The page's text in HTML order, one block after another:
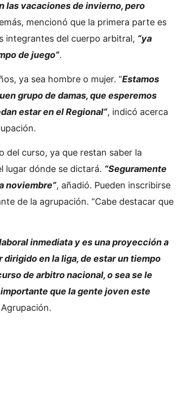
las vacaciones de invierno, pero
mencionó que la primera parte es
integrantes del cuerpo arbitral, “ya
de juego”.
ya sea hombre o mujer. “Estamos
grupo de damas, que esperemos
estar en el Regional”, indicó acerca
del curso, ya que restan saber la
lugar dónde se dictará. “Seguramente
noviembre”, añadió. Pueden inscribirse
de la agrupación. “Cabe destacar que
inmediata y es una proyección a
en la liga, de estar un tiempo
de arbitro nacional, o sea se le
que la gente joven este